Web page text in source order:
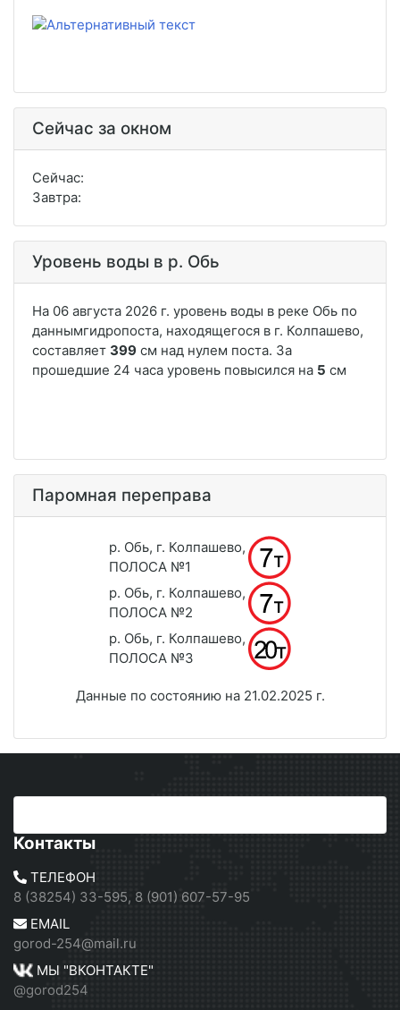
Сейчас за окном
Сейчас:
Завтра:
Уровень воды в р. Обь
Паромная переправа
р. Обь, г. Колпашево,
ПОЛОСА №1
р. Обь, г. Колпашево,
ПОЛОСА №2
р. Обь, г. Колпашево,
ПОЛОСА №3
Данные по состоянию на 21.02.2025 г.
Контакты
ТЕЛЕФОН
8 (38254) 33-595, 8 (901) 607-57-95
EMAIL
gorod-254@mail.ru
МЫ "ВКОНТАКТЕ"
@gorod254